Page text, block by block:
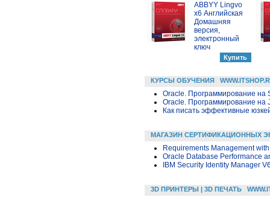
ABBYY Lingvo
x6 Английская
Домашняя
версия,
электронный
ключ
КУРСЫ ОБУЧЕНИЯ
Oracle. Программирование на
Oracle. Программирование на
Как писать эффективные
МАГАЗИН СЕРТИФИКАЦИОННЫХ
Requirements Management
Oracle Database Performance
IBM Security Identity Manager
3D ПРИНТЕРЫ | 3D ПЕЧАТЬ